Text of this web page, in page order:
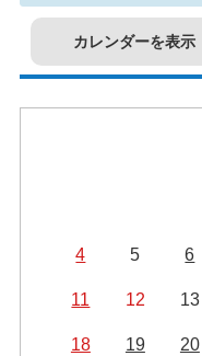
カレンダーを表示
4 5 6
11 12 13
18 19 20